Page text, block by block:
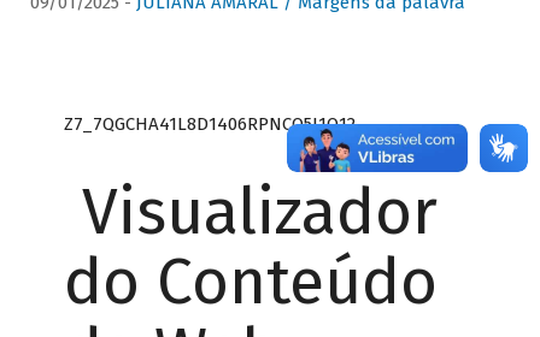
Z7_7QGCHA41L8D1406RPNCQ5J1O12
Visualizador
do Conteúdo